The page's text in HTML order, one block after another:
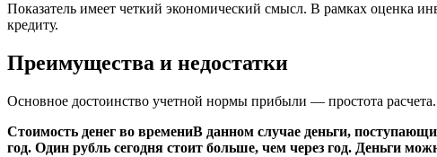
Показатель имеет четкий экономический смысл. В рамках оценка
кредиту.
Преимущества и недостатки
Основное достоинство учетной нормы прибыли — простота
Стоимость денег во времениВ данном случае деньги,
год. Один рубль сегодня стоит больше, чем через год. Деньги